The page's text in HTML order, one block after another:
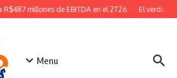
millones de EBITDA en el 2T26 El
Menu